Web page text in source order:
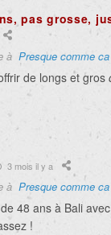
pas grosse,
à Presque comme ca
de longs et gros
3 mois il y a
à Presque comme ca
48 ans à Bali
!